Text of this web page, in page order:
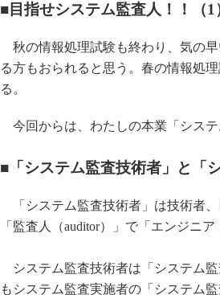
■目指せシステム監査人！！（1
秋の情報処理試験も終わり、気の
る方もおられると思う。春の情報処
る。
今回からは、わたしの本業「システ
■「システム監査技術者」と「
「システム監査技術者」は技術者
「監査人（auditor）」で「エンジニ
システム監査技術者は「システム
もシステム監査実施者の「システム